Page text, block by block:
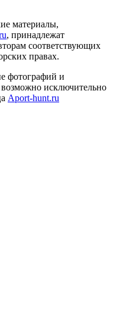
материалы,
, принадлежат
соответствующих
правах.
фотографий и
исключительно
Aport-hunt.ru